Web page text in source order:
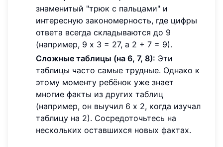
знаменитый "трюк с пальцами" и
интересную закономерность, где цифры
ответа всегда складываются до 9
(например, 9 x 3 = 27, а 2 + 7 = 9).
Сложные таблицы (на 6, 7, 8): Эти
таблицы часто самые трудные. Однако к
этому моменту ребёнок уже знает
многие факты из других таблиц
(например, он выучил 6 x 2, когда изучал
таблицу на 2). Сосредоточьтесь на
нескольких оставшихся новых фактах.